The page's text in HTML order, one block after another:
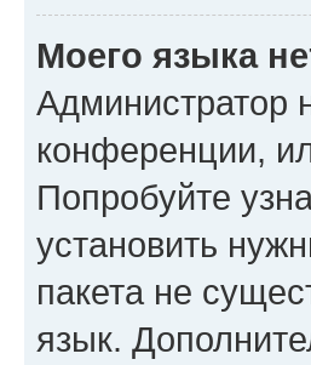
Моего языка
Администратор
конференции,
Попробуйте
установить
пакета не
язык.